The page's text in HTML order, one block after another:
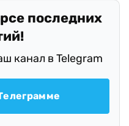
последних
канал в Telegram